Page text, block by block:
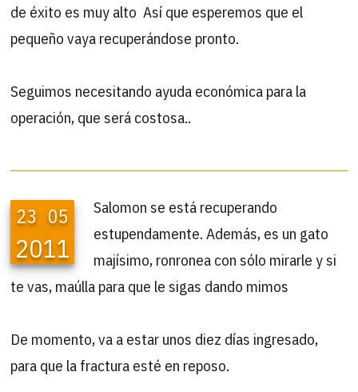
de éxito es muy alto Así que esperemos que el
pequeño vaya recuperándose pronto.
Seguimos necesitando ayuda económica para la
operación, que será costosa..
23 05
2011
Salomon se está recuperando
estupendamente. Además, es un gato
majísimo, ronronea con sólo mirarle y si
te vas, maúlla para que le sigas dando mimos
De momento, va a estar unos diez días ingresado,
para que la fractura esté en reposo.